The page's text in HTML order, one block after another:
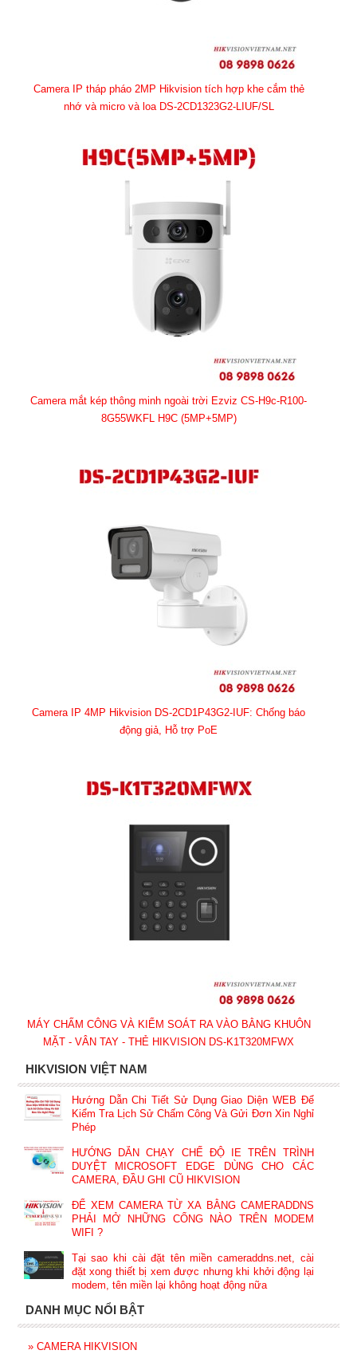
Camera IP tháp pháo 2MP Hikvision tích hợp khe cắm thẻ
nhớ và micro và loa DS-2CD1323G2-LIUF/SL
Camera mắt kép thông minh ngoài trời Ezviz CS-H9c-R100-
8G55WKFL H9C (5MP+5MP)
Camera IP 4MP Hikvision DS-2CD1P43G2-IUF: Chống báo
động giả, Hỗ trợ PoE
MÁY CHẤM CÔNG VÀ KIỂM SOÁT RA VÀO BẰNG KHUÔN
MẶT - VÂN TAY - THẺ HIKVISION DS-K1T320MFWX
HIKVISION VIỆT NAM
Hướng Dẫn Chi Tiết Sử Dụng Giao Diện WEB Để
Kiểm Tra Lịch Sử Chấm Công Và Gửi Đơn Xin Nghỉ
Phép
HƯỚNG DẪN CHẠY CHẾ ĐỘ IE TRÊN TRÌNH
DUYỆT MICROSOFT EDGE DÙNG CHO CÁC
CAMERA, ĐẦU GHI CŨ HIKVISION
ĐỂ XEM CAMERA TỪ XA BẰNG CAMERADDNS
PHẢI MỞ NHỮNG CỔNG NÀO TRÊN MODEM
WIFI ?
Tại sao khi cài đặt tên miền cameraddns.net, cài
đặt xong thiết bị xem được nhưng khi khởi động lại
modem, tên miền lại không hoạt động nữa
DANH MỤC NỔI BẬT
» CAMERA HIKVISION